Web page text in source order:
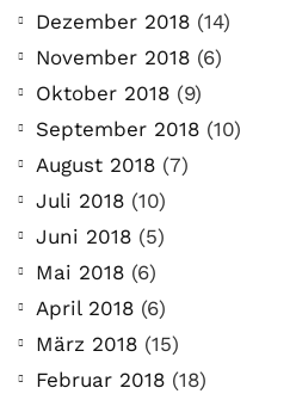
Dezember 2018 (14)
November 2018 (6)
Oktober 2018 (9)
September 2018 (10)
August 2018 (7)
Juli 2018 (10)
Juni 2018 (5)
Mai 2018 (6)
April 2018 (6)
März 2018 (15)
Februar 2018 (18)